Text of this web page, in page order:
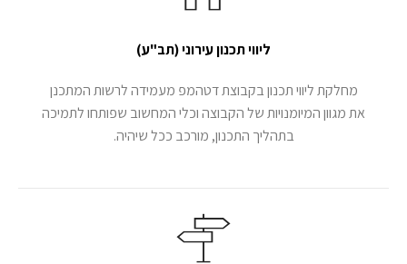
ליווי תכנון עירוני (תב"ע)
מחלקת ליווי תכנון בקבוצת דטהמפ מעמידה לרשות המתכנן
את מגוון המיומנויות של הקבוצה וכלי המחשוב שפותחו לתמיכה
בתהליך התכנון, מורכב ככל שיהיה.